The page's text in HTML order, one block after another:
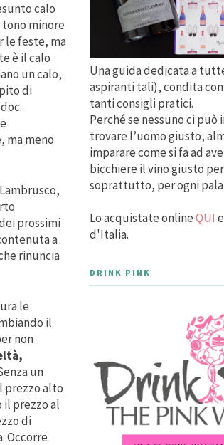
calo
minore
le feste, ma
è il calo
un calo,
di
ma meno
prossimi
a
rinuncia
le
il
non
un
prezzo alto
il prezzo al
di
Occorre
Una guida dedicata a
aspiranti tali), condita
tanti consigli pratici.
Perché se nessuno ci può
trovare l’uomo giusto,
imparare come si fa ad
bicchiere il vino giusto
soprattutto, per ogni
Lo acquistate onlineQUI
d'Italia.
DRINK PINK